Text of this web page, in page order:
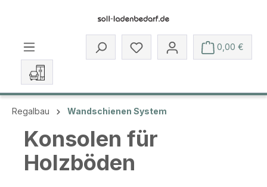
Du hast 0 Produkte auf dem
0,00 €
Regalbau Wandschienen System
Konsolen für
Holzböden